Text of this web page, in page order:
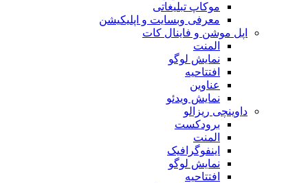
موکاپ تبلیغاتی
معرفی وبسایت و اپلیکیشن
اپل موشن و فاینال کات
المنت
نمایش لوگو
افتتاحیه
عناوین
نمایش ویدئو
داوینچی ریزالو
برودکست
المنت
اینفوگرافیک
نمایش لوگو
افتتاحیه